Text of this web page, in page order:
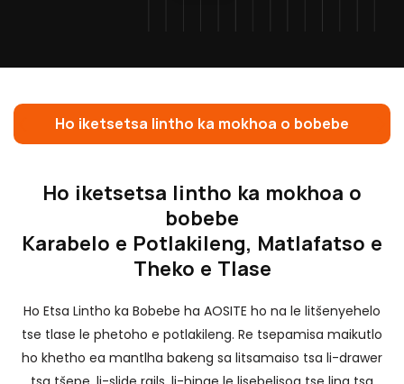
Ho iketsetsa lintho ka mokhoa o bobebe
Ho iketsetsa lintho ka mokhoa o
bobebe
Karabelo e Potlakileng, Matlafatso e
Theko e Tlase
Ho Etsa Lintho ka Bobebe ha AOSITE ho na le litšenyehelo
tse tlase le phetoho e potlakileng. Re tsepamisa maikutlo
ho khetho ea mantlha bakeng sa litsamaiso tsa li-drawer